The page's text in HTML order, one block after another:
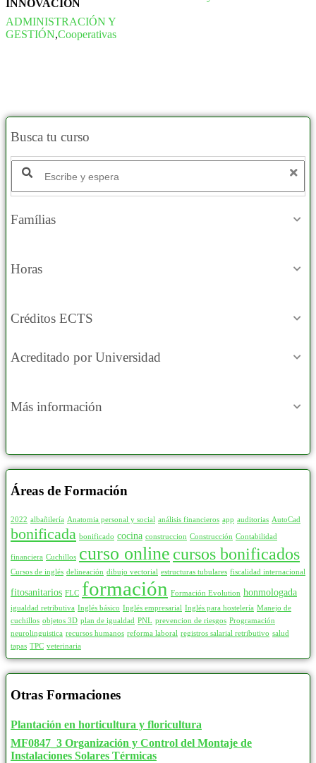
INNOVACIÓN
ADMINISTRACIÓN Y
GESTIÓN,Cooperativas
Busca tu curso
Buscar productos:
Famílias
Horas
Créditos ECTS
Acreditado por Universidad
Más información
Áreas de Formación
2022 albañilería Anatomia personal y social análisis financieros app auditorias AutoCad
bonificada bonificado cocina construccion Construcción Contabilidad
financiera Cuchillos curso online cursos bonificados
Cursos de inglés delineación dibujo vectorial estructuras tubulares fiscalidad internacional
fitosanitarios FLC formación Formación Evolution honmologada
igualdad retributiva Inglés básico Inglés empresarial Inglés para hostelería Manejo de
cuchillos objetos 3D plan de igualdad PNL prevencion de riesgos Programación
neurolinguistica recursos humanos reforma laboral registros salarial retributivo salud
tapas TPC veterinaria
Otras Formaciones
Plantación en horticultura y floricultura
MF0847_3 Organización y Control del Montaje de
Instalaciones Solares Térmicas